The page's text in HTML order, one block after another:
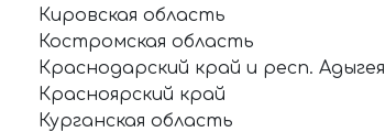
Кировская область
Костромская область
Краснодарский край и респ. Адыгея
Красноярский край
Курганская область